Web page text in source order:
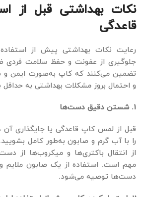
نکات بهداشتی قبل از
قاعدگی
رعایت نکات بهداشتی پیش از
جلوگیری از عفونت و حفظ سلامت فردی
تضمین می‌کنند که کاپ به‌صورت ایمن و
و احتمال بروز مشکلات بهداشتی به حداقل
1. شستن دقیق دست‌ها
قبل از لمس کاپ قاعدگی یا جایگذاری
را با آب گرم و صابون به‌طور کامل
از انتقال باکتری‌ها و میکروب‌ها از
مهم است. استفاده از یک صابون ملایم
دست‌ها توصیه می‌شود.